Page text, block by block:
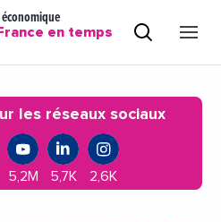
en temps
les réseaux sociaux
5,2M 5,7K 2,6K